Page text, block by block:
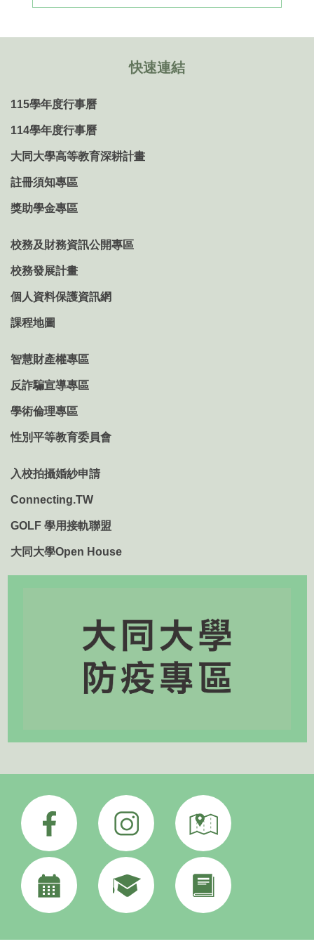
快速連結
115學年度行事曆
114學年度行事曆
大同大學高等教育深耕計畫
註冊須知專區
獎助學金專區
校務及財務資訊公開專區
校務發展計畫
個人資料保護資訊網
課程地圖
智慧財產權專區
反詐騙宣導專區
學術倫理專區
性別平等教育委員會
入校拍攝婚紗申請
Connecting.TW
GOLF 學用接軌聯盟
大同大學Open House